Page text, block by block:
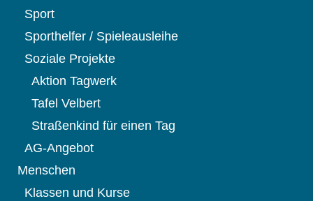
Sport
Sporthelfer / Spieleausleihe
Soziale Projekte
Aktion Tagwerk
Tafel Velbert
Straßenkind für einen Tag
AG-Angebot
Menschen
Klassen und Kurse